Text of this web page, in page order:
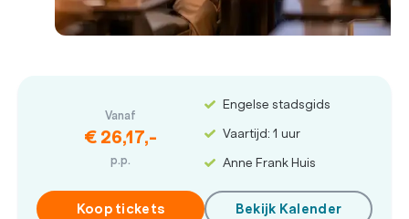
Vanaf
€ 26,17,-
p.p.
Engelse stadsgids
Vaartijd: 1 uur
Anne Frank Huis
Koop tickets Bekijk Kalender